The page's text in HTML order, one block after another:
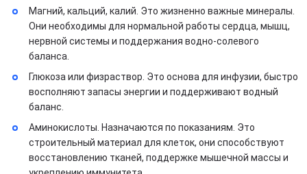
Магний, кальций, калий. Это жизненно важные минералы.
Они необходимы для нормальной работы сердца, мышц,
нервной системы и поддержания водно-солевого
баланса.
Глюкоза или физраствор. Это основа для инфузии, быстро
восполняют запасы энергии и поддерживают водный
баланс.
Аминокислоты. Назначаются по показаниям. Это
строительный материал для клеток, они способствуют
восстановлению тканей, поддержке мышечной массы и